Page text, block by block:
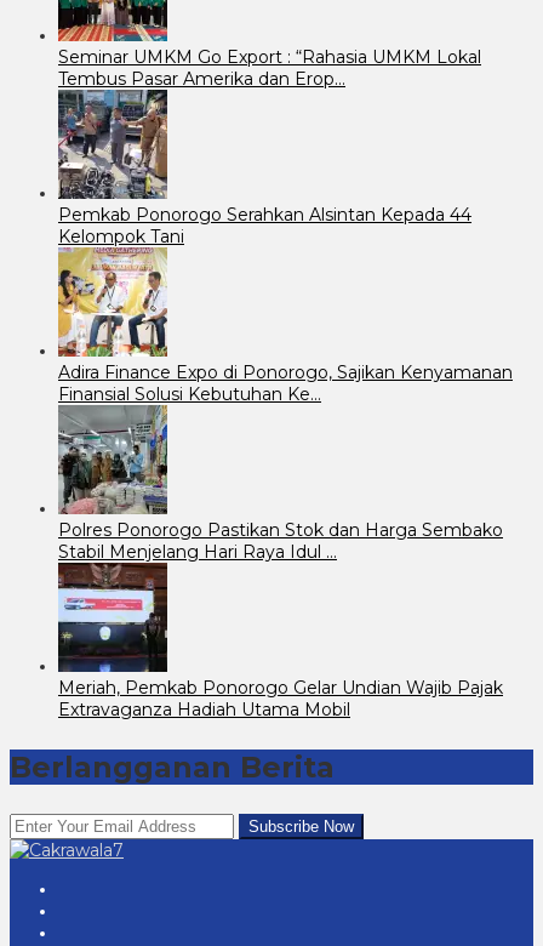
Seminar UMKM Go Export : “Rahasia UMKM Lokal
Tembus Pasar Amerika dan Erop…
Pemkab Ponorogo Serahkan Alsintan Kepada 44
Kelompok Tani
Adira Finance Expo di Ponorogo, Sajikan Kenyamanan
Finansial Solusi Kebutuhan Ke…
Polres Ponorogo Pastikan Stok dan Harga Sembako
Stabil Menjelang Hari Raya Idul …
Meriah, Pemkab Ponorogo Gelar Undian Wajib Pajak
Extravaganza Hadiah Utama Mobil
Berlangganan Berita